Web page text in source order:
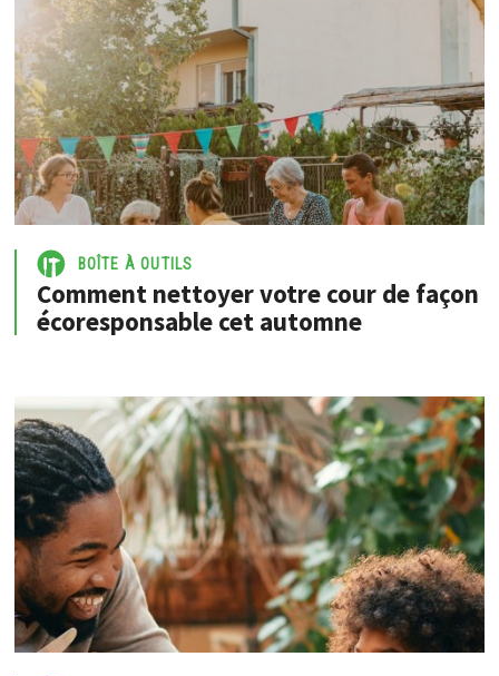
BOÎTE À OUTILS
Comment nettoyer votre cour de façon
écoresponsable cet automne